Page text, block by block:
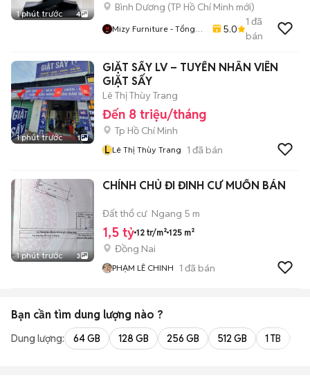
1 phút trước 4
Bình Dương (TP Hồ Chí Minh mới)
Mizy Furniture - Tổng
5.0
1 đã
bán
1 phút trước 1
GIẶT SẤY LV – TUYỂN NHÂN VIÊN
GIẶT SẤY
Lê Thị Thùy Trang
Đến 8 triệu/tháng
Tp Hồ Chí Minh
L Lê Thị Thùy Trang 1 đã bán
1 phút trước 3
CHÍNH CHỦ ĐI ĐINH CƯ MUỐN BÁN
Đất thổ cư Ngang 5 m
1,5 tỷ 12 tr/m² 125 m²
Đồng Nai
PHẠM LÊ CHINH 1 đã bán
Bạn cần tìm dung lượng nào ?
Dung lượng: 64 GB 128 GB 256 GB 512 GB 1 TB